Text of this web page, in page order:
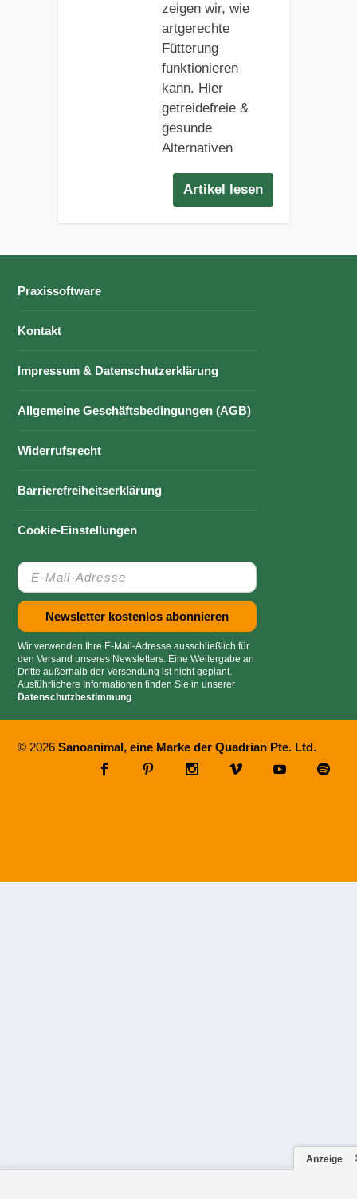
zeigen wir, wie
artgerechte
Fütterung
funktionieren
kann. Hier
getreidefreie &
gesunde
Alternativen
Artikel lesen
Praxissoftware
Kontakt
Impressum & Datenschutzerklärung
Allgemeine Geschäftsbedingungen (AGB)
Widerrufsrecht
Barrierefreiheitserklärung
Cookie-Einstellungen
Wir verwenden Ihre E-Mail-Adresse ausschließlich für
den Versand unseres Newsletters. Eine Weitergabe an
Dritte außerhalb der Versendung ist nicht geplant.
Ausführlichere Informationen finden Sie in unserer
Datenschutzbestimmung.
© 2026Sanoanimal, eine Marke der Quadrian Pte. Ltd.
Anzeige